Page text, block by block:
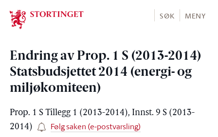
Stortinget.no
SØK MENY
Endring av Prop. 1 S (2013-2014)
Statsbudsjettet 2014 (energi- og
miljøkomiteen)
Prop. 1 S Tillegg 1 (2013-2014), Innst. 9 S (2013-
2014)
Følg saken (e-postvarsling)